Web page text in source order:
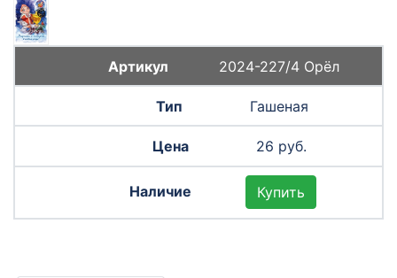
2024-227/4 Орёл
Гашеная
26 руб.
Купить